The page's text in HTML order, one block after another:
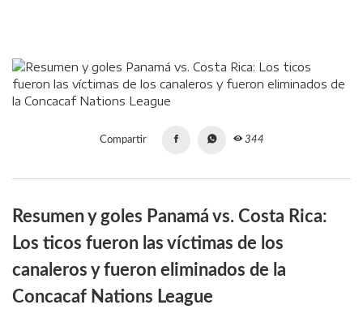
Compartir 344
Resumen y goles Panamá vs. Costa Rica:
Los ticos fueron las víctimas de los
canaleros y fueron eliminados de la
Concacaf Nations League